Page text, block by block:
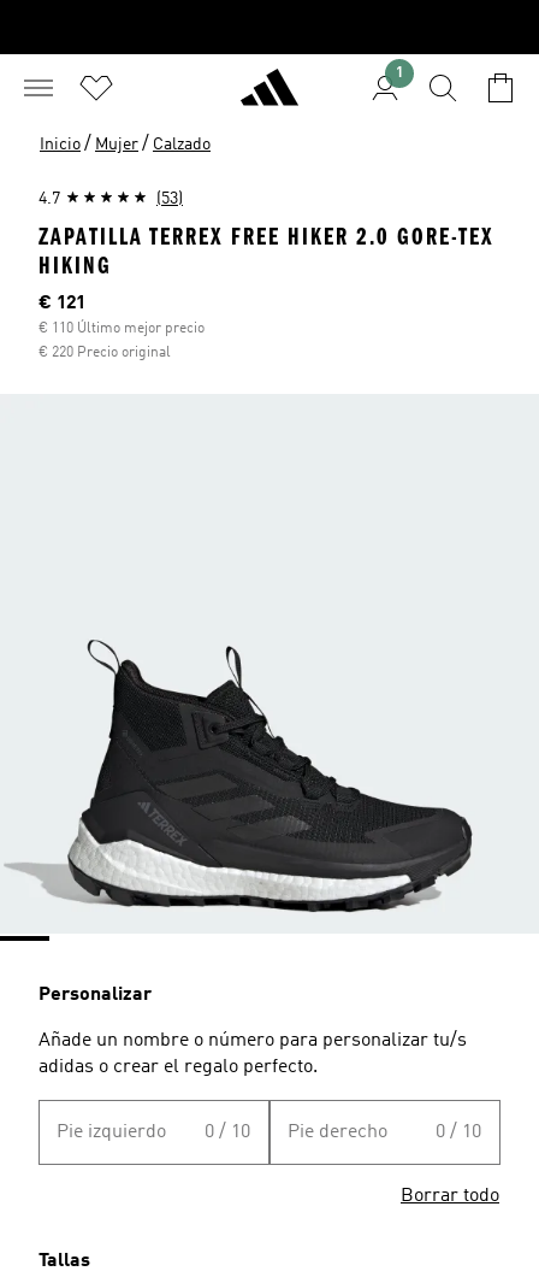
1
Inicio / Mujer / Calzado
4.7 (53)
ZAPATILLA TERREX FREE HIKER 2.0 GORE-TEX
HIKING
Precio actual
€ 121
€ 110 Último mejor precio
€ 220 Precio original
Personalizar
Añade un nombre o número para personalizar tu/s
adidas o crear el regalo perfecto.
Pie izquierdo 0 / 10 Pie derecho 0 / 10
Borrar todo
Tallas